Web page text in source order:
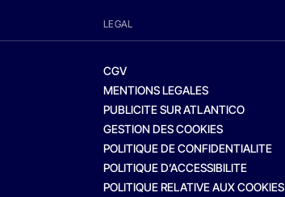
LEGAL
CGV
MENTIONS LEGALES
PUBLICITE SUR ATLANTICO
GESTION DES COOKIES
POLITIQUE DE CONFIDENTIALITE
POLITIQUE D’ACCESSIBILITE
POLITIQUE RELATIVE AUX COOKIES